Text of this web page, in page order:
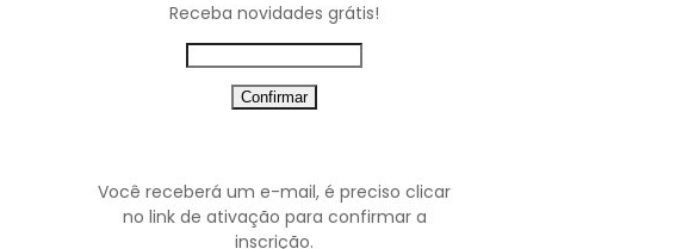
Receba novidades grátis!
Você receberá um e-mail, é preciso clicar
no link de ativação para confirmar a
inscrição.